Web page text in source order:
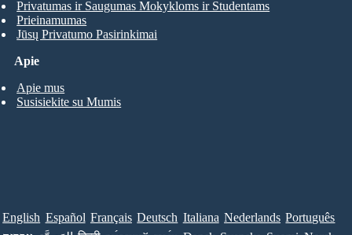
Apie
Apie mus
Susisiekite su Mumis
Privatumas ir Saugumas Mokykloms ir Studentams
Prieinamumas
Jūsų Privatumo Pasirinkimai
English Español Français Deutsch Italiana Nederlands Português